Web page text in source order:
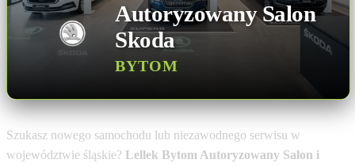
Autoryzowany Salon
Skoda
BYTOM
Szukasz nowego samochodu lub niezawodnego serwisu w
województwie śląskie? Lellek Bytom Autoryzowany Salon i